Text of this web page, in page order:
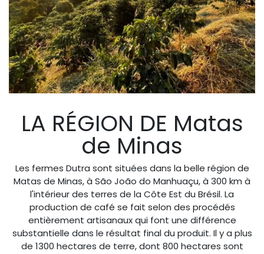
LA RÉGION DE Matas
de Minas
Les fermes Dutra sont situées dans la belle région de
Matas de Minas, à São João do Manhuaçu, à 300 km à
l'intérieur des terres de la Côte Est du Brésil. La
production de café se fait selon des procédés
entièrement artisanaux qui font une différence
substantielle dans le résultat final du produit. Il y a plus
de 1300 hectares de terre, dont 800 hectares sont